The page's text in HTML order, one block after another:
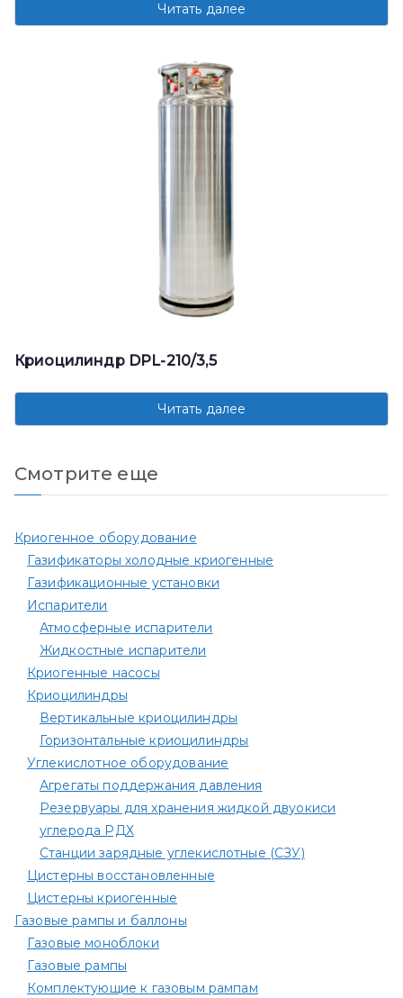
Читать далее
Криоцилиндр DPL-210/3,5
Читать далее
Смотрите еще
Криогенное оборудование
Газификаторы холодные криогенные
Газификационные установки
Испарители
Атмосферные испарители
Жидкостные испарители
Криогенные насосы
Криоцилиндры
Вертикальные криоцилиндры
Горизонтальные криоцилиндры
Углекислотное оборудование
Агрегаты поддержания давления
Резервуары для хранения жидкой двуокиси
углерода РДХ
Станции зарядные углекислотные (СЗУ)
Цистерны восстановленные
Цистерны криогенные
Газовые рампы и баллоны
Газовые моноблоки
Газовые рампы
Комплектующие к газовым рампам​